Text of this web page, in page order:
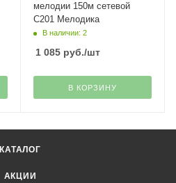
мелодии 150м сетевой
С201 Мелодика
В наличии: 2
1 085руб./шт
В КОРЗИНУ
КАТАЛОГ
АКЦИИ